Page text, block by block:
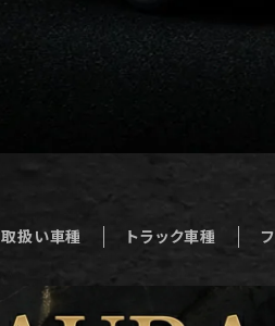
取扱い車種 トラック車種